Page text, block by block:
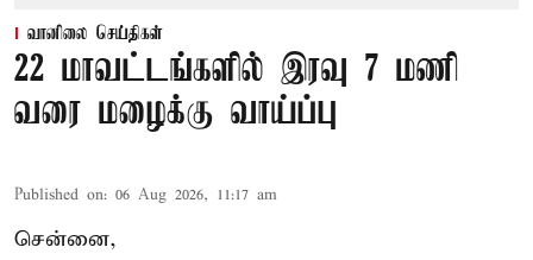
வானிலை செய்திகள்
22 மாவட்டங்களில் இரவு 7 மணி
வரை மழைக்கு வாய்ப்பு
Published on: 06 Aug 2026, 11:17 am
சென்னை,